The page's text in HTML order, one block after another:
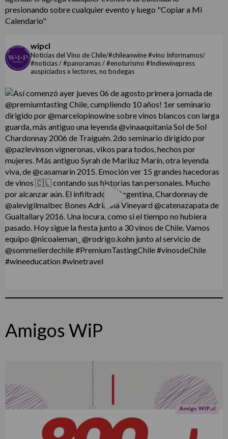
presionando sobre cualquier evento y luego "Copiar a Mi
Calendario"
wipcl
Noticias del Vino de Chile/#chileanwine #vino Informamos/
#noticias / #panoramas / #enoturismo #Indiewinepress
auspiciados x lectores, no bodegas
Amigos WiP